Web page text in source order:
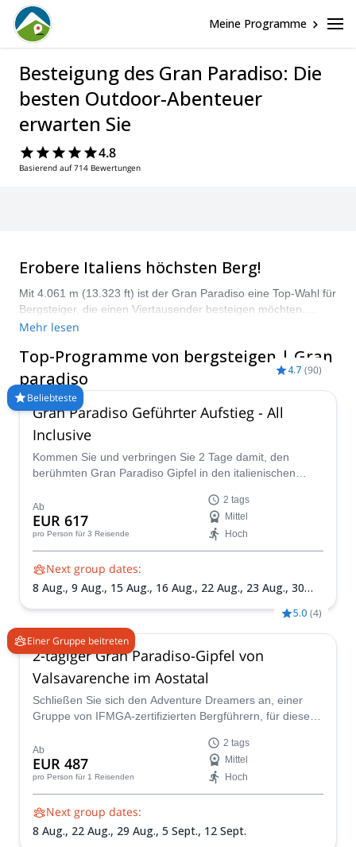
Meine Programme
Besteigung des Gran Paradiso: Die
besten Outdoor-Abenteuer
erwarten Sie
4.8
Basierend auf 714 Bewertungen
Erobere Italiens höchsten Berg!
Mit 4.061 m (13.323 ft) ist der Gran Paradiso eine Top-Wahl für
Bergsteiger, die einen Viertausender besteigen möchten.
Kombiniere Wandern mit Eisklettern und Klettern, um den
Übernachte unterwegs in einer klassischen Berghütte und
genieße atemberaubende Ausblicke und die einheimische
Tierwelt.
Mehr lesen
Top-Programme von bergsteigen | Gran
paradiso
Beliebteste
4.7 (90)
Gran Paradiso Geführter Aufstieg - All
Inclusive
Kommen Sie und verbringen Sie 2 Tage damit, den
berühmten Gran Paradiso Gipfel in den italienischen
Guides im Peakshunter-Team zu besteigen.
Ab
EUR 617
pro Person für 3 Reisende
2 tags
Mittel
Hoch
Next group dates:
8 Aug., 9 Aug., 15 Aug., 16 Aug., 22 Aug., 23 Aug., 30
Einer Gruppe beitreten
5.0 (4)
2-tägiger Gran Paradiso-Gipfel von
Valsavarenche im Aostatal
Schließen Sie sich den Adventure Dreamers an, einer
Gruppe von IFMGA-zertifizierten Bergführern, für diesen
Aufstieg auf den Gran Paradiso. Genießen Sie einen
atemberaubenden Anstieg durch den Nationalpark, bevor
Sie einen Gletscher überqueren, um den Gipfel dieses
ikonischen Alpengipfels zu erreichen.
Ab
EUR 487
pro Person für 1 Reisenden
2 tags
Mittel
Hoch
Next group dates:
8 Aug., 22 Aug., 29 Aug., 5 Sept., 12 Sept.